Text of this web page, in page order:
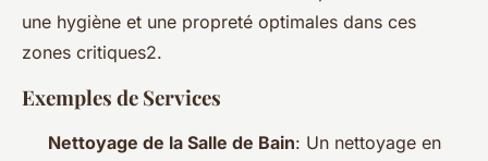
une hygiène et une propreté optimales dans ces
zones critiques2.
Exemples de Services
Nettoyage de la Salle de Bain: Un nettoyage en